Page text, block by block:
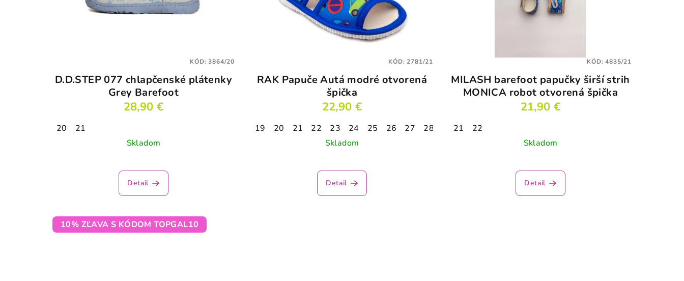
D.D.STEP 077 chlapčenské plátenky
Grey Barefoot
28,90 €
20
21
Skladom
Detail
KÓD:3864/20
RAK Papuče Autá modré otvorená
špička
22,90 €
19 20 21 22 23 24 25 26 27 28 30 31
Skladom
hodnotenie
produktu
je
Detail
KÓD:2781/21
MILASH barefoot papučky širší strih
MONICA robot otvorená špička
21,90 €
21
22
Skladom
hodnotenie
produktu
je
Detail
KÓD:4835/21
10% ZĽAVA S KÓDOM TOPGAL10